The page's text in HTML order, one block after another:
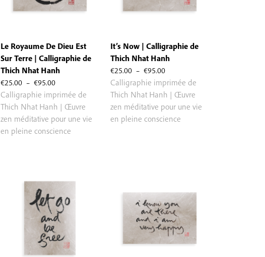
€25.00 – €95.00Plage
de
prix :
€25.00
à
Le Royaume De Dieu Est
Sur Terre | Calligraphie de
Thich Nhat Hanh
Calligraphie imprimée de
Thich Nhat Hanh | Œuvre
zen méditative pour une vie
en pleine conscience
€25.00 – €95.00Plage
de
prix :
€25.00
à
It’s Now | Calligraphie de
Thich Nhat Hanh
Calligraphie imprimée de
Thich Nhat Hanh | Œuvre
zen méditative pour une vie
en pleine conscience